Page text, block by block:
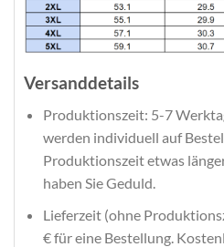
Versanddetails
Produktionszeit: 5-7
werden individuell auf
Produktionszeit etwas
haben Sie Geduld.
Lieferzeit (ohne
€ für eine Bestellung.